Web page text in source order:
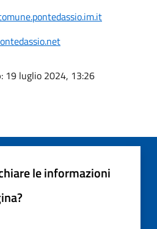
: 19 luglio 2024, 13:26
le informazioni